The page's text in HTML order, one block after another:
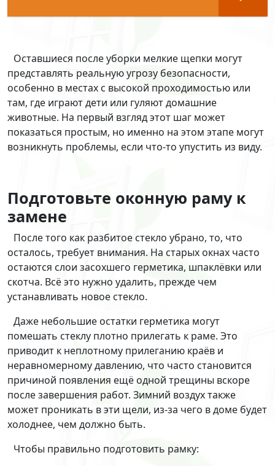
Оставшиеся после уборки мелкие щепки могут
представлять реальную угрозу безопасности,
особенно в местах с высокой проходимостью или
там, где играют дети или гуляют домашние
животные. На первый взгляд этот шаг может
показаться простым, но именно на этом этапе могут
возникнуть проблемы, если что-то упустить из виду.
Подготовьте оконную раму к
замене
После того как разбитое стекло убрано, то, что
осталось, требует внимания. На старых окнах часто
остаются слои засохшего герметика, шпаклёвки или
скотча. Всё это нужно удалить, прежде чем
устанавливать новое стекло.
Даже небольшие остатки герметика могут
помешать стеклу плотно прилегать к раме. Это
приводит к неплотному прилеганию краёв и
неравномерному давлению, что часто становится
причиной появления ещё одной трещины вскоре
после завершения работ. Зимний воздух также
может проникать в эти щели, из-за чего в доме будет
холоднее, чем должно быть.
Чтобы правильно подготовить рамку: